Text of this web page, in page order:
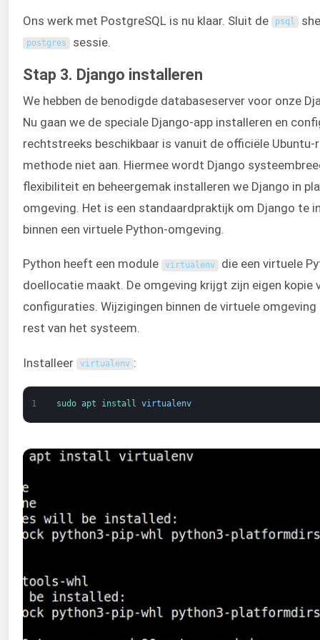
Ons werk met PostgreSQL is nu klaar. Sluit de psql
postgres sessie.
Stap 3. Django installeren
We hebben de benodigde databaseserver voor onze
Nu gaan we de speciale Django-app installeren en
rechtstreeks beschikbaar is vanuit de officiële Ubuntu-
methode niet aan. Hiermee wordt Django
flexibiliteit en beheergemak installeren we Django in
omgeving. Het is een standaardpraktijk om Django te
binnen een virtuele Python-omgeving.
Python heeft een module virtualenv die een virtuele
doellocatie maakt. De omgeving krijgt zijn eigen kopie
configuraties. Wijzigingen binnen de virtuele omgeving
rest van het systeem.
Installeer virtualenv :
1 sudo apt install virtualenv